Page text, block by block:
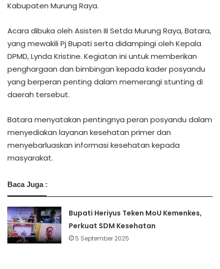
Kabupaten Murung Raya.
Acara dibuka oleh Asisten III Setda Murung Raya, Batara,
yang mewakili Pj Bupati serta didampingi oleh Kepala
DPMD, Lynda Kristine. Kegiatan ini untuk memberikan
penghargaan dan bimbingan kepada kader posyandu
yang berperan penting dalam memerangi stunting di
daerah tersebut.
Batara menyatakan pentingnya peran posyandu dalam
menyediakan layanan kesehatan primer dan
menyebarluaskan informasi kesehatan kepada
masyarakat.
Baca Juga :
Bupati Heriyus Teken MoU Kemenkes,
Perkuat SDM Kesehatan
5 September 2025